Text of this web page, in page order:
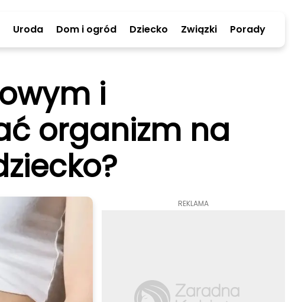
Uroda Dom i ogród Dziecko Związki Porady
i
organizm na
REKLAMA